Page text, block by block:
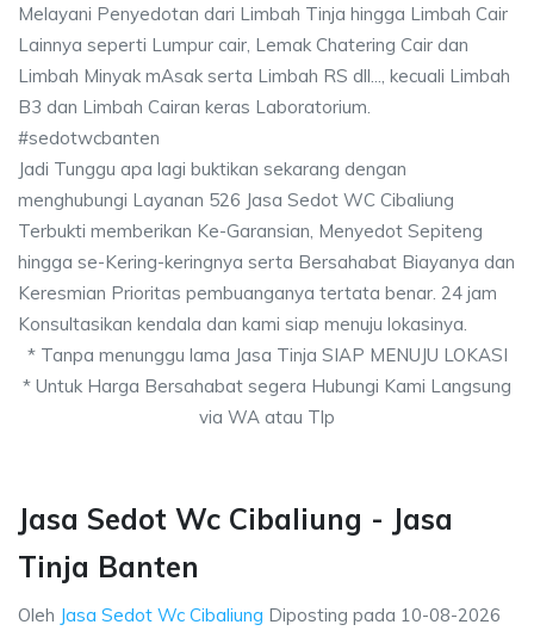
Melayani Penyedotan dari Limbah Tinja hingga Limbah Cair
Lainnya seperti Lumpur cair, Lemak Chatering Cair dan
Limbah Minyak mAsak serta Limbah RS dll..., kecuali Limbah
B3 dan Limbah Cairan keras Laboratorium.
#sedotwcbanten
Jadi Tunggu apa lagi buktikan sekarang dengan
menghubungi Layanan 526 Jasa Sedot WC Cibaliung
Terbukti memberikan Ke-Garansian, Menyedot Sepiteng
hingga se-Kering-keringnya serta Bersahabat Biayanya dan
Keresmian Prioritas pembuanganya tertata benar. 24 jam
Konsultasikan kendala dan kami siap menuju lokasinya.
* Tanpa menunggu lama Jasa Tinja SIAP MENUJU LOKASI
* Untuk Harga Bersahabat segera Hubungi Kami Langsung
via WA atau Tlp
Jasa Sedot Wc Cibaliung - Jasa
Tinja Banten
Oleh Jasa Sedot Wc Cibaliung Diposting pada 10-08-2026